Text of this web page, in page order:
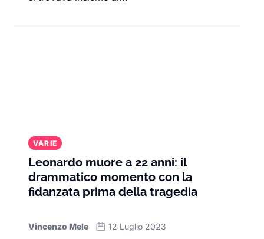
VARIE
Leonardo muore a 22 anni: il
drammatico momento con la
fidanzata prima della tragedia
Vincenzo Mele 12 Luglio 2023